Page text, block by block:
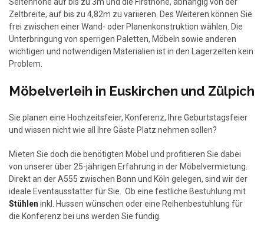
Zeltbreite, auf bis zu 4,82m zu variieren. Des Weiteren können Sie
frei zwischen einer Wand- oder Planenkonstruktion wählen. Die
Unterbringung von sperrigen Paletten, Möbeln sowie anderen
wichtigen und notwendigen Materialien ist in den Lagerzelten kein
Problem.
Möbelverleih in Euskirchen und Zülpich
Sie planen eine Hochzeitsfeier, Konferenz, Ihre Geburtstagsfeier
und wissen nicht wie all Ihre Gäste Platz nehmen sollen?
Mieten Sie doch die benötigten Möbel und profitieren Sie dabei
von unserer über 25-jährigen Erfahrung in der Möbelvermietung.
Direkt an der A555 zwischen Bonn und Köln gelegen, sind wir der
ideale Eventausstatter für Sie. Ob eine festliche Bestuhlung mit
Stühlen inkl. Hussen wünschen oder eine Reihenbestuhlung für
die Konferenz bei uns werden Sie fündig.